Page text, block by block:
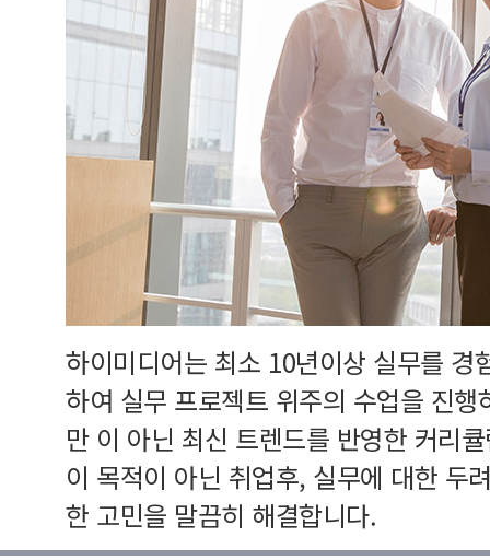
하이미디어는 최소 10년이상 실무를 경
하여 실무 프로젝트 위주의 수업을 진
만 이 아닌 최신 트렌드를 반영한 커리
이 목적이 아닌 취업후, 실무에 대한 두
한 고민을 말끔히 해결합니다.